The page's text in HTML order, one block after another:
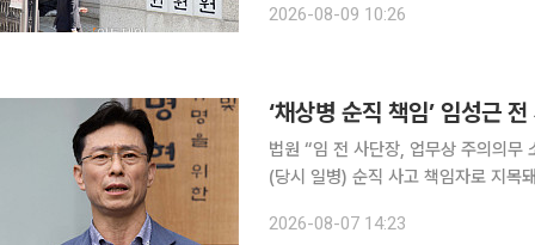
부정경쟁방지법 위반, 업무상 배임 혐
2026-08-09 10:26
‘채상병 순직 책임’ 임성근
법원 “임 전 사단장, 업무상 주의의무 소홀
(당시 일병) 순직 사고 책임자로 지목
치사 혐의 등을 받는 임 전 사단장의
2026-08-07 14:23